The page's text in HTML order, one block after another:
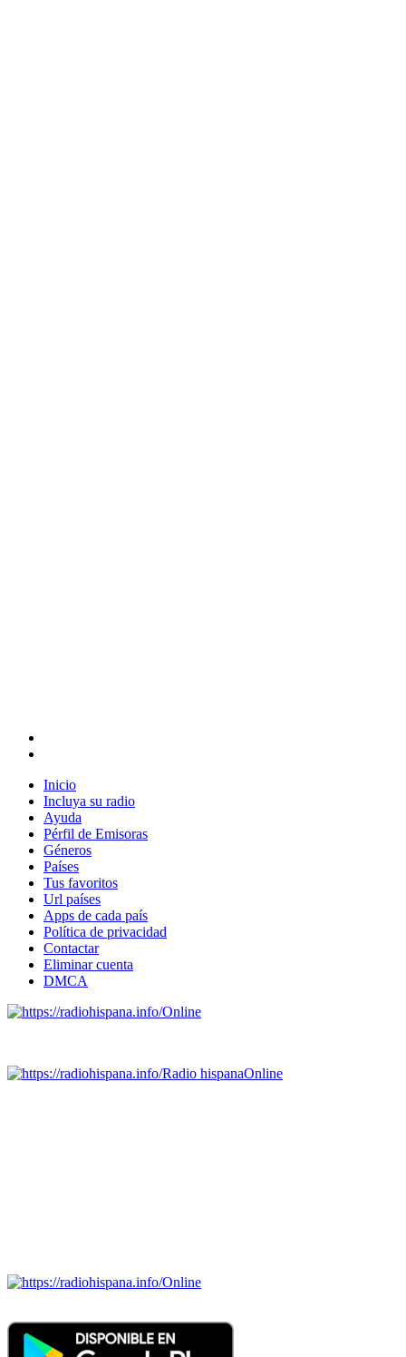
Inicio
Incluya su radio
Ayuda
Pérfil de Emisoras
Géneros
Países
Tus favoritos
Url países
Apps de cada país
Política de privacidad
Contactar
Eliminar cuenta
DMCA
Online
Radio hispanaOnline
Online